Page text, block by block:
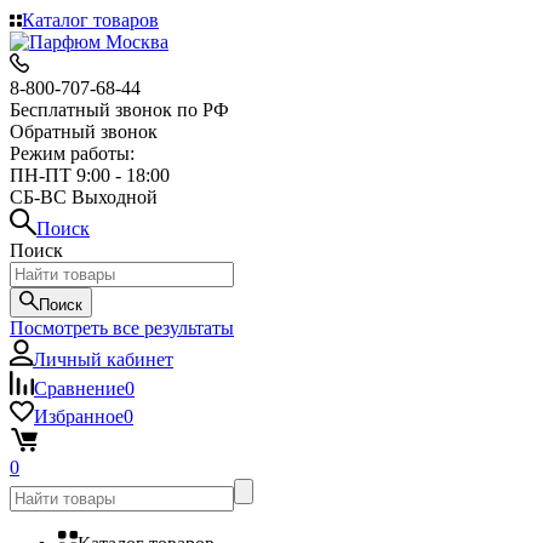
Каталог товаров
8-800-707-68-44
Бесплатный звонок по РФ
Обратный звонок
Режим работы:
ПН-ПТ 9:00 - 18:00
СБ-ВС Выходной
Поиск
Поиск
Поиск
Посмотреть все результаты
Личный кабинет
Сравнение0
Избранное0
0